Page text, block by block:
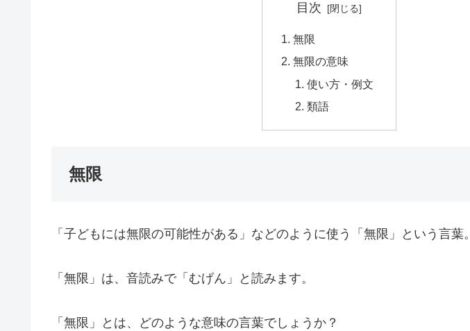
目次
無限
無限の意味
使い方・例文
類語
無限
「子どもには無限の可能性がある」などのように使う「無限」という言葉。
「無限」は、音読みで「むげん」と読みます。
「無限」とは、どのような意味の言葉でしょうか？